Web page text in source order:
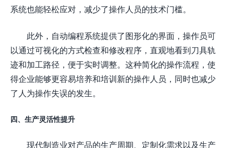
系统也能轻松应对，减少了操作人员的技术门槛。
此外，自动编程系统提供了图形化的界面，操作员可
以通过可视化的方式检查和修改程序，直观地看到刀具轨
迹和加工路径，便于实时调整。这种简化的操作流程，使
得企业能够更容易培养和培训新的操作人员，同时也减少
了人为操作失误的发生。
四、生产灵活性提升
现代制造业对产品的生产周期、定制化需求以及生产